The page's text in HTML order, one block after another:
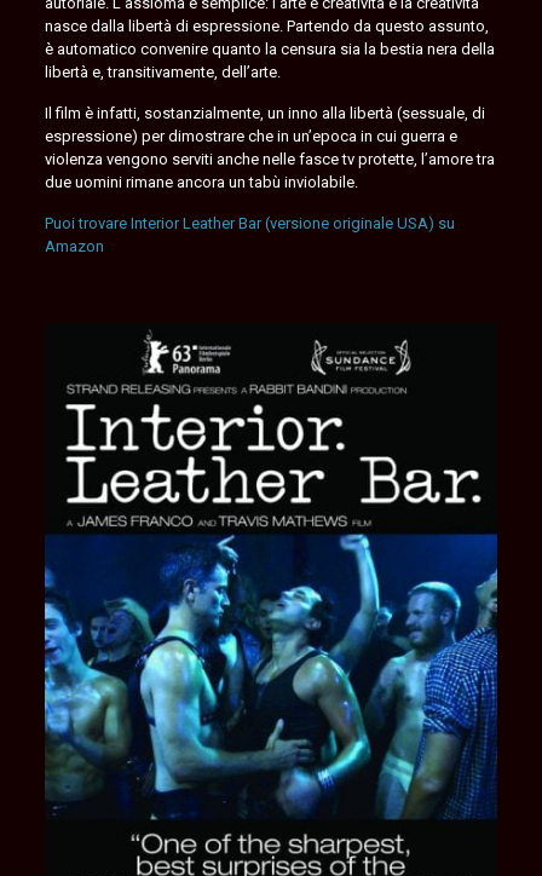
nasce dalla libertà di espressione. Partendo da questo assunto,
è automatico convenire quanto la censura sia la bestia nera della
libertà e, transitivamente, dell’arte.
Il film è infatti, sostanzialmente, un inno alla libertà (sessuale, di
espressione) per dimostrare che in un’epoca in cui guerra e
violenza vengono serviti anche nelle fasce tv protette, l’amore tra
due uomini rimane ancora un tabù inviolabile.
Puoi trovare Interior Leather Bar (versione originale USA) su
Amazon